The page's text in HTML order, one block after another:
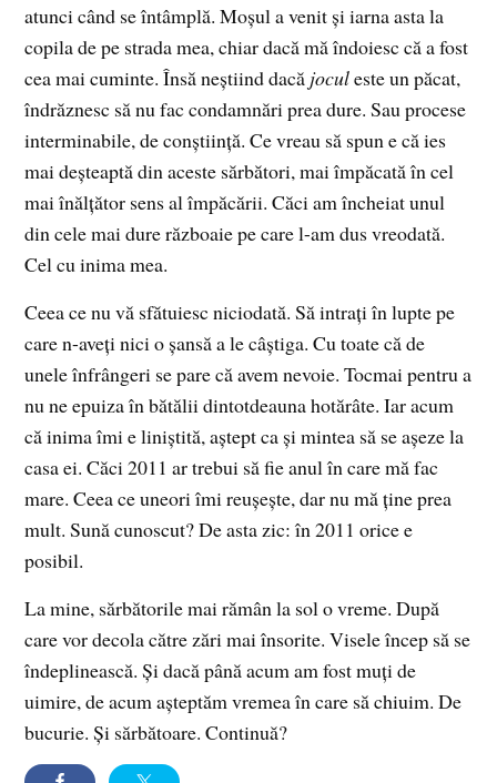
atunci când se întâmplă. Moşul a venit şi iarna asta la
copila de pe strada mea, chiar dacă mă îndoiesc că a fost
cea mai cuminte. Însă neştiind dacă joculeste un păcat,
îndrăznesc să nu fac condamnări prea dure. Sau procese
interminabile, de conştiinţă. Ce vreau să spun e că ies
mai deşteaptă din aceste sărbători, mai împăcată în cel
mai înălţător sens al împăcării. Căci am încheiat unul
din cele mai dure războaie pe care l-am dus vreodată.
Cel cu inima mea.
Ceea ce nu vă sfătuiesc niciodată. Să intraţi în lupte pe
care n-aveţi nici o şansă a le câştiga. Cu toate că de
unele înfrângeri se pare că avem nevoie. Tocmai pentru a
nu ne epuiza în bătălii dintotdeauna hotărâte. Iar acum
că inima îmi e liniştită, aştept ca şi mintea să se aşeze la
casa ei. Căci 2011 ar trebui să fie anul în care mă fac
mare. Ceea ce uneori îmi reuşeşte, dar nu mă ţine prea
mult. Sună cunoscut? De asta zic: în 2011 orice e
posibil.
La mine, sărbătorile mai rămân la sol o vreme. După
care vor decola către zări mai însorite. Visele încep să se
îndeplinească. Şi dacă până acum am fost muţi de
uimire, de acum aşteptăm vremea în care să chiuim. De
bucurie. Şi sărbătoare. Continuă?